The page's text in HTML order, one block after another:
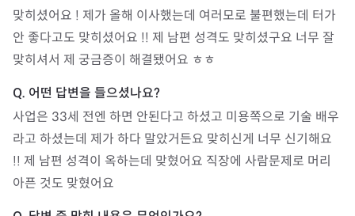
맞히셨어요 ! 제가 올해 이사했는데 여러모로 불편했는데 터가
안 좋다고도 맞히셨어요 !! 제 남편 성격도 맞히셨구요 너무 잘
맞히셔서 제 궁금증이 해결됐어요 ㅎㅎ
사업은 33세 전엔 하면 안된다고 하셨고 미용쪽으로 기술 배우
라고 하셨는데 제가 하다 말았거든요 맞히신게 너무 신기해요
!! 제 남편 성격이 옥하는데 맞혔어요 직장에 사람문제로 머리
아픈 것도 맞혔어요